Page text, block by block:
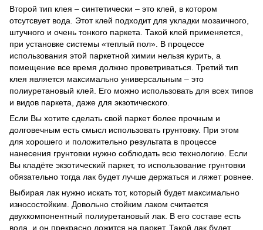
Второй тип клея – синтетически – это клей, в котором
отсутсвует вода. Этот клей подходит для укладки мозаичного,
штучного и очень тонкого паркета. Такой клей применяется,
при установке системы «теплый пол». В процессе
использования этой паркетной химии нельзя курить, а
помещение все время должно проветриваться. Третий тип
клея является максимально универсальным – это
полиуретановый клей. Его можно использовать для всех типов
и видов паркета, даже для экзотического.
Если Вы хотите сделать свой паркет более прочным и
долговечным есть смысл использовать грунтовку. При этом
для хорошего и положительно результата в процессе
нанесения грунтовки нужно соблюдать всю технологию. Если
Вы кладёте экзотический паркет, то использование грунтовки
обязательно тогда лак будет лучше держаться и ляжет ровнее.
Выбирая лак нужно искать тот, который будет максимально
износостойким. Довольно стойким лаком считается
двухкомпонентный полиуретановый лак. В его составе есть
вода, и он прекрасно ложится на паркет. Такой лак будет